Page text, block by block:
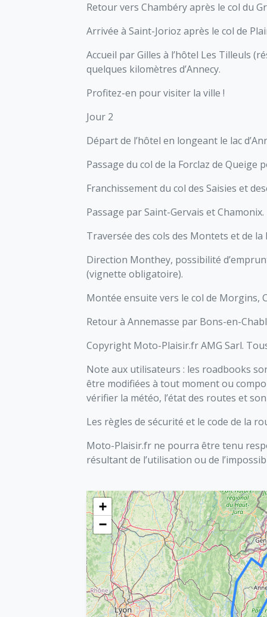
Retour vers Chambéry après le col du
Arrivée à Saint-Jorioz après le col de
Accueil par Gilles à l’hôtel Les Tilleuls
quelques kilomètres d’Annecy.
Profitez-en pour visiter la ville !
Jour 2
Départ de l’hôtel en longeant le lac
Passage du col de la Forclaz de Queige
Franchissement du col des Saisies et
Passage par Saint-Gervais et Chamonix.
Traversée des cols des Montets et de
Direction Monthey, possibilité
(vignette obligatoire).
Montée ensuite vers le col de Morgins,
Retour à Annemasse par Bons-en-
Copyright Moto-Plaisir.fr AMG Sarl.
Note aux utilisateurs : les roadbooks
être modifiées à tout moment ou
vérifier la météo, l’état des routes et
Les règles de sécurité et le code de la
Moto-Plaisir.fr ne pourra être tenu
résultant de l’utilisation ou de
+
−